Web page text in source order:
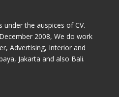
the auspices of CV.
2008, We do work
Advertising, Interior and
Jakarta and also Bali.